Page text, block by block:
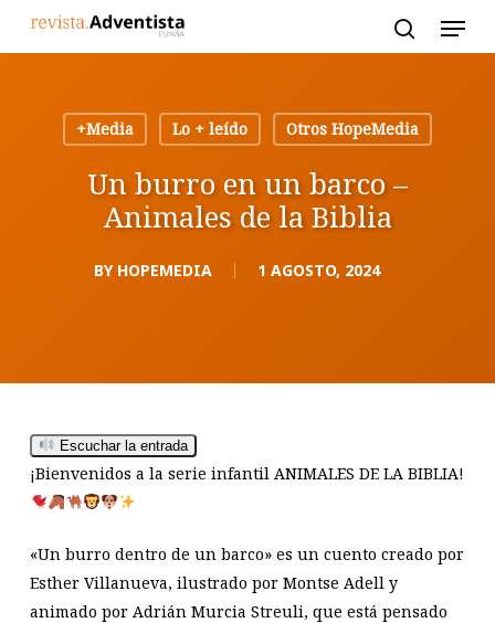
+Media
Lo + leído Otros HopeMedia
Un burro en un barco –
Animales de la Biblia
BY HOPEMEDIA 1 AGOSTO, 2024
Escuchar la entrada
¡Bienvenidos a la serie infantil ANIMALES DE LA BIBLIA!
«Un burro dentro de un barco» es un cuento creado por
Esther Villanueva, ilustrado por Montse Adell y
animado por Adrián Murcia Streuli, que está pensado